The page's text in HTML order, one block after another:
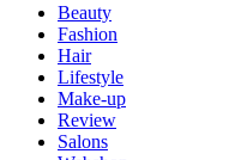
Beauty
Fashion
Hair
Lifestyle
Make-up
Review
Salons